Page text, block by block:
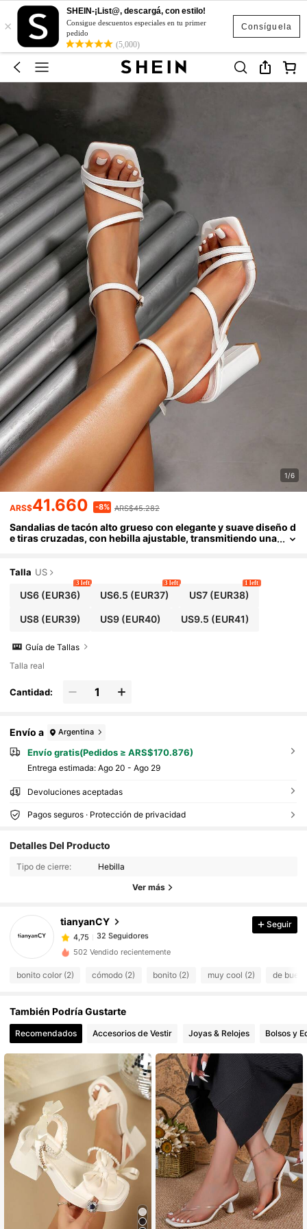
Consíguela
×
SHEIN-¡List@, descargá, con estilo!
Consigue descuentos especiales en tu primer
pedido
(5,000)
1/6
ARS$41.660 -8% ARS$45.282
Sandalias de tacón alto grueso con elegante y suave diseño d
e tiras cruzadas, con hebilla ajustable, transmitiendo una
Talla US
US6(EUR36)
3 left
US6.5 (EUR37)
3 left
US7(EUR38)
1 left
US8(EUR39) US9 (EUR40) US9.5 (EUR41)
Guía de Tallas
Talla real
Cantidad:
Envío a Argentina
Envío gratis(Pedidos ≥ ARS$170.876)
Entrega estimada: Ago 20 - Ago 29
Devoluciones aceptadas
Pagos seguros · Protección de privacidad
Detalles Del Producto
Tipo de cierre: Hebilla
Ver más
tianyanCY
4,75 32 Seguidores
32 Seguidores
32 Seguidores
s***9 seguidoHace 1 día
4,75
32 Seguidores
32 Seguidores
4,75 32 Seguidores
4,75 32 Seguidores
32 Seguidores
Seguir
502 Vendido recientemente
bonito color (2) cómodo (2) bonito (2) muy cool (2) de
También Podría Gustarte
Recomendados Accesorios de Vestir Joyas & Relojes Bolsos y